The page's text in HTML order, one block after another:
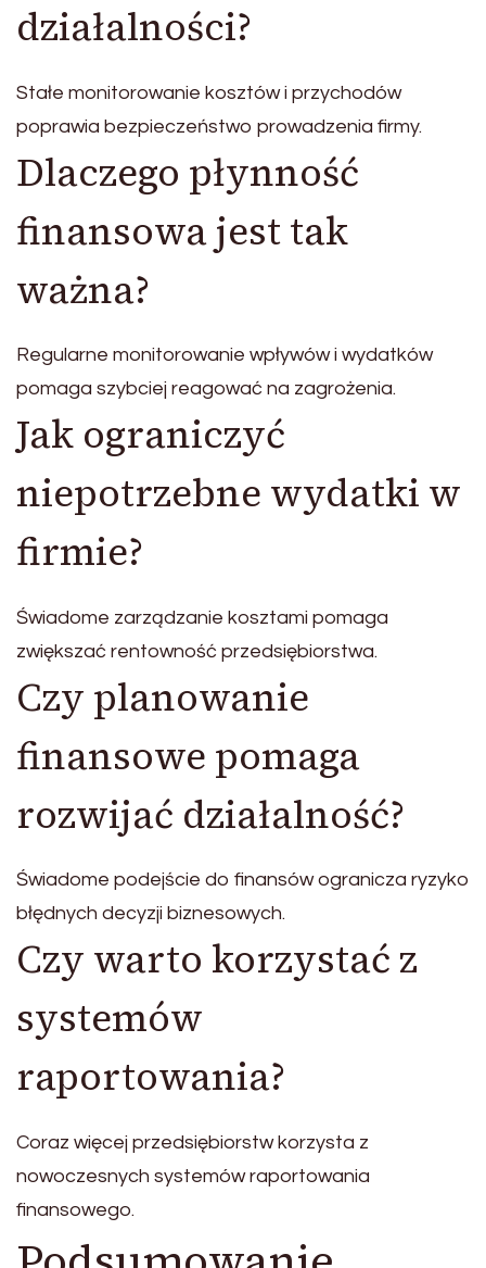
działalności?
Stałe monitorowanie kosztów i przychodów
poprawia bezpieczeństwo prowadzenia firmy.
Dlaczego płynność
finansowa jest tak
ważna?
Regularne monitorowanie wpływów i wydatków
pomaga szybciej reagować na zagrożenia.
Jak ograniczyć
niepotrzebne wydatki w
firmie?
Świadome zarządzanie kosztami pomaga
zwiększać rentowność przedsiębiorstwa.
Czy planowanie
finansowe pomaga
rozwijać działalność?
Świadome podejście do finansów ogranicza ryzyko
błędnych decyzji biznesowych.
Czy warto korzystać z
systemów
raportowania?
Coraz więcej przedsiębiorstw korzysta z
nowoczesnych systemów raportowania
finansowego.